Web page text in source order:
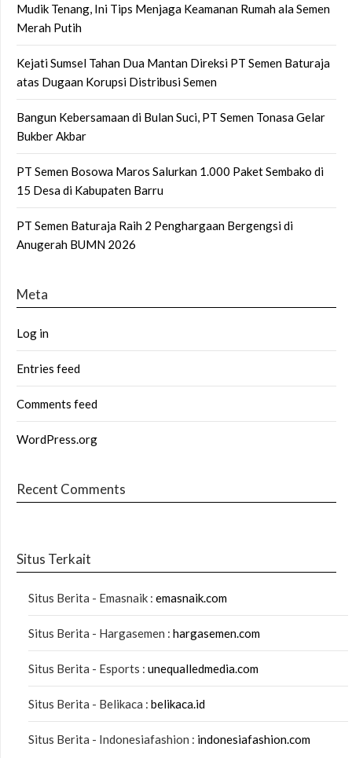
Mudik Tenang, Ini Tips Menjaga Keamanan Rumah ala Semen
Merah Putih
Kejati Sumsel Tahan Dua Mantan Direksi PT Semen Baturaja
atas Dugaan Korupsi Distribusi Semen
Bangun Kebersamaan di Bulan Suci, PT Semen Tonasa Gelar
Bukber Akbar
PT Semen Bosowa Maros Salurkan 1.000 Paket Sembako di
15 Desa di Kabupaten Barru
PT Semen Baturaja Raih 2 Penghargaan Bergengsi di
Anugerah BUMN 2026
Meta
Log in
Entries feed
Comments feed
WordPress.org
Recent Comments
Situs Terkait
Situs Berita - Emasnaik : emasnaik.com
Situs Berita - Hargasemen : hargasemen.com
Situs Berita - Esports : unequalledmedia.com
Situs Berita - Belikaca : belikaca.id
Situs Berita - Indonesiafashion : indonesiafashion.com